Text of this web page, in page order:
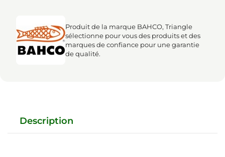
Produit de la marque BAHCO, Triangle
sélectionne pour vous des produits et des
marques de confiance pour une garantie
de qualité.
Description